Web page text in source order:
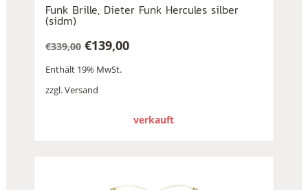
Funk Brille, Dieter Funk Hercules silber
(sidm)
€339,00
Preis
war:
€139,00
Preis
ist:
Enthält 19% MwSt.
zzgl.Versand
verkauft